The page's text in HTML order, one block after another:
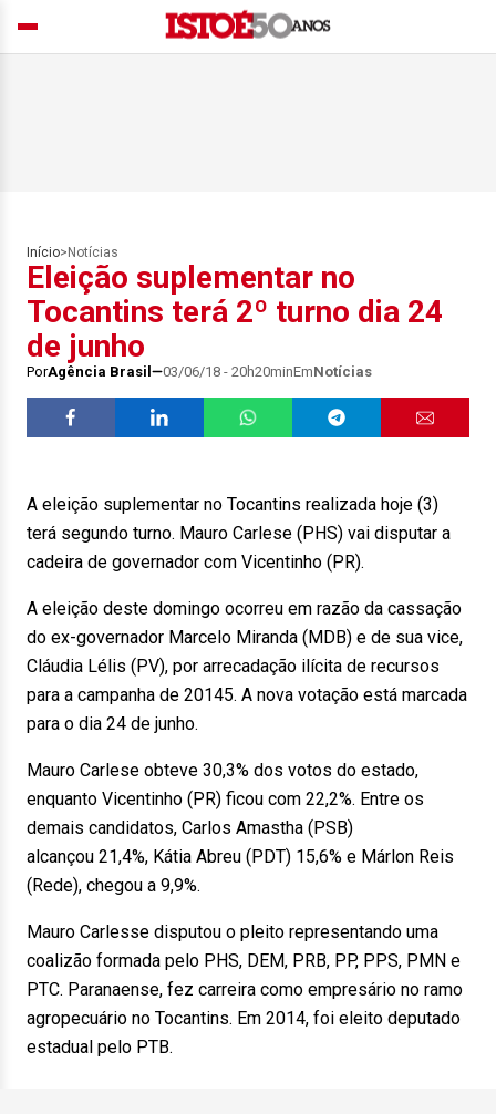
Início> Notícias
Eleição suplementar no
Tocantins terá 2º turno dia 24
de junho
PorAgência Brasil 03/06/18 - 20h20minEmNotícias
A eleição suplementar no Tocantins realizada hoje (3)
terá segundo turno. Mauro Carlese (PHS) vai disputar a
cadeira de governador com Vicentinho (PR).
A eleição deste domingo ocorreu em razão da cassação
do ex-governador Marcelo Miranda (MDB) e de sua vice,
Cláudia Lélis (PV), por arrecadação ilícita de recursos
para a campanha de 20145. A nova votação está marcada
para o dia 24 de junho.
Mauro Carlese obteve 30,3% dos votos do estado,
enquanto Vicentinho (PR) ficou com 22,2%. Entre os
demais candidatos, Carlos Amastha (PSB)
alcançou 21,4%, Kátia Abreu (PDT) 15,6% e Márlon Reis
(Rede), chegou a 9,9%.
Mauro Carlesse disputou o pleito representando uma
coalizão formada pelo PHS, DEM, PRB, PP, PPS, PMN e
PTC. Paranaense, fez carreira como empresário no ramo
agropecuário no Tocantins. Em 2014, foi eleito deputado
estadual pelo PTB.